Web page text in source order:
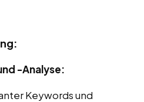
-Analyse:
Keywords und